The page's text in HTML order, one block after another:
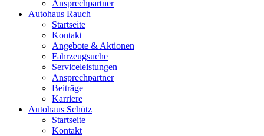
Ansprechpartner
Autohaus Rauch
Startseite
Kontakt
Angebote & Aktionen
Fahrzeugsuche
Serviceleistungen
Ansprechpartner
Beiträge
Karriere
Autohaus Schütz
Startseite
Kontakt